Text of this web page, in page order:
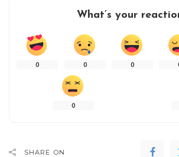
What’s your
0 0 0
0
SHARE ON